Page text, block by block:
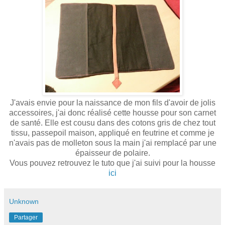
J'avais envie pour la naissance de mon fils d'avoir de jolis
accessoires, j'ai donc réalisé cette housse pour son carnet
de santé. Elle est cousu dans des cotons gris de chez tout
tissu, passepoil maison, appliqué en feutrine et comme je
n'avais pas de molleton sous la main j'ai remplacé par une
épaisseur de polaire.
Vous pouvez retrouvez le tuto que j'ai suivi pour la housse
ici
Unknown
Partager